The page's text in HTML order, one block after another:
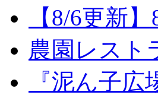
【8/6更新
農園レスト
『泥ん子